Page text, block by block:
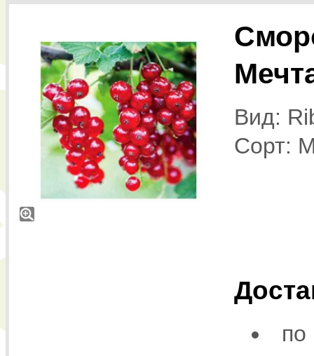
Вид:
Сорт:
по